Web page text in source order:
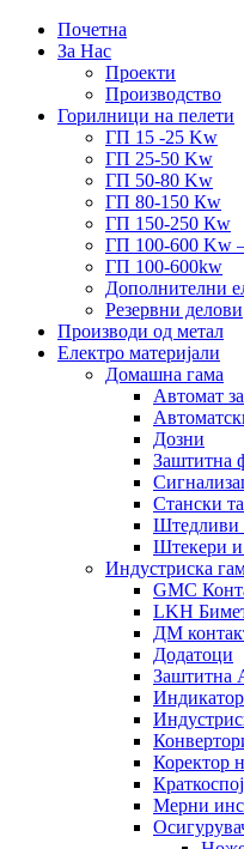
Почетна
За Нас
Проекти
Производство
Горилници на пелети
ГП 15 -25 Kw
ГП 25-50 Kw
ГП 50-80 Kw
ГП 80-150 Кw
ГП 150-250 Кw
ГП 100-600 Kw
ГП 100-600kw
Дополнителни
Резервни делови
Производи од метал
Електро материјали
Домашна гама
Автомат
Дозни
Заштитна
Стански
Штедливи
Штекери и
Индустриска
GMC
LKH
ДМ
Додатоци
Заштитна
Коректор
Мерни